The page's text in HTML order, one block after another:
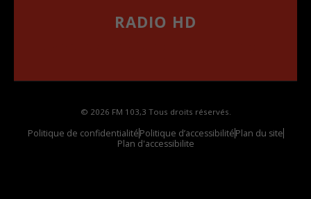
RADIO HD
© 2026 FM 103,3 Tous droits réservés.
Politique de confidentialitéPolitique d’accessibilitéPlan du site
Plan d'accessibilite